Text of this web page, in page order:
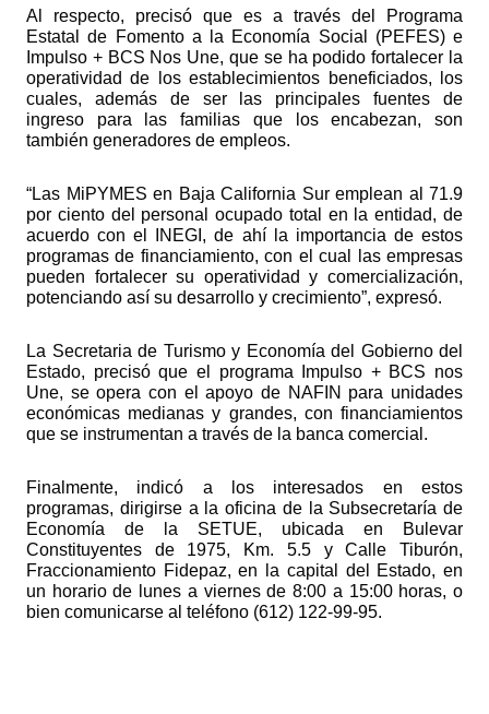
Al respecto, precisó que es a través del Programa
Estatal de Fomento a la Economía Social (PEFES) e
Impulso + BCS Nos Une, que se ha podido fortalecer la
operatividad de los establecimientos beneficiados, los
cuales, además de ser las principales fuentes de
ingreso para las familias que los encabezan, son
también generadores de empleos.
“Las MiPYMES en Baja California Sur emplean al 71.9
por ciento del personal ocupado total en la entidad, de
acuerdo con el INEGI, de ahí la importancia de estos
programas de financiamiento, con el cual las empresas
pueden fortalecer su operatividad y comercialización,
potenciando así su desarrollo y crecimiento”, expresó.
La Secretaria de Turismo y Economía del Gobierno del
Estado, precisó que el programa Impulso + BCS nos
Une, se opera con el apoyo de NAFIN para unidades
económicas medianas y grandes, con financiamientos
que se instrumentan a través de la banca comercial.
Finalmente, indicó a los interesados en estos
programas, dirigirse a la oficina de la Subsecretaría de
Economía de la SETUE, ubicada en Bulevar
Constituyentes de 1975, Km. 5.5 y Calle Tiburón,
Fraccionamiento Fidepaz, en la capital del Estado, en
un horario de lunes a viernes de 8:00 a 15:00 horas, o
bien comunicarse al teléfono (612) 122-99-95.